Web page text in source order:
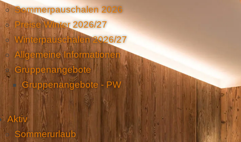
Sommerpauschalen 2026
Preise Winter 2026/27
Winterpauschalen 2026/27
Allgemeine Informationen
Gruppenangebote
Gruppenangebote - PW
Aktiv
Sommerurlaub